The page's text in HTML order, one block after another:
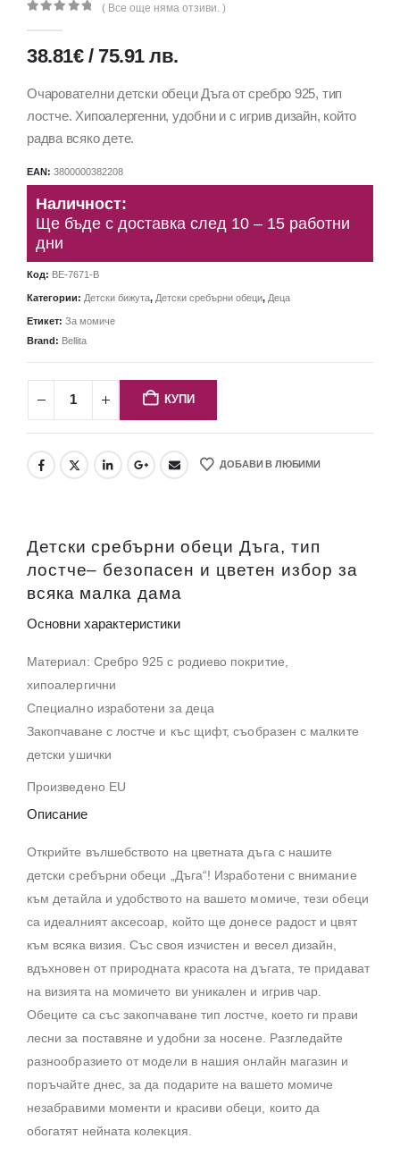
( Все още няма отзиви. )
38.81€ / 75.91лв.
Очарователни детски обеци Дъга от сребро 925, тип
лостче. Хипоалергенни, удобни и с игрив дизайн, който
радва всяко дете.
EAN: 3800000382208
Наличност:
Ще бъде с доставка след 10 – 15 работни
дни
Код: BE-7671-B
Категории: Детски бижута, Детски сребърни обеци, Деца
Етикет: За момиче
Brand: Bellita
КУПИ
ДОБАВИ В ЛЮБИМИ
Детски сребърни обеци Дъга, тип
лостче– безопасен и цветен избор за
всяка малка дама
Основни характеристики
Материал: Сребро 925 с родиево покритие,
хипоалергични
Специално изработени за деца
Закопчаване с лостче и къс щифт, съобразен с малките
детски ушички
Произведено EU
Описание
Открийте вълшебството на цветната дъга с нашите
детски сребърни обеци „Дъга“! Изработени с внимание
към детайла и удобството на вашето момиче, тези обеци
са идеалният аксесоар, който ще донесе радост и цвят
към всяка визия. Със своя изчистен и весел дизайн,
вдъхновен от природната красота на дъгата, те придават
на визията на момичето ви уникален и игрив чар.
Обеците са със закопчаване тип лостче, което ги прави
лесни за поставяне и удобни за носене. Разгледайте
разнообразието от модели в нашия онлайн магазин и
поръчайте днес, за да подарите на вашето момиче
незабравими моменти и красиви обеци, които да
обогатят нейната колекция.